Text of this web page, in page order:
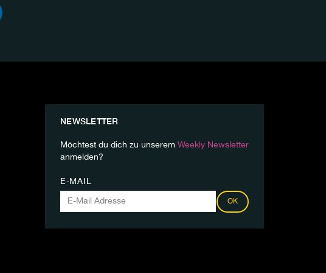
NEWSLETTER
Möchtest du dich zu unserem Weekly Newsletter
anmelden?
E-MAIL
OK